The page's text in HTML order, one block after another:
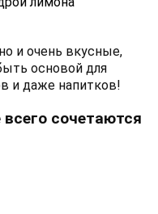
и очень вкусные,
основой для
и даже напитков!
сочетаются